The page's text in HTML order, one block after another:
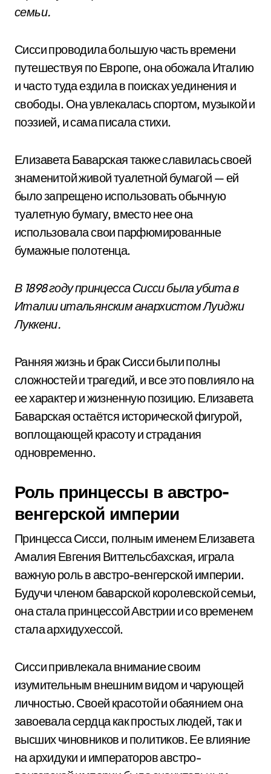
семьи.
Сисси проводила большую часть времени
путешествуя по Европе, она обожала Италию
и часто туда ездила в поисках уединения и
свободы. Она увлекалась спортом, музыкой и
поэзией, и сама писала стихи.
Елизавета Баварская также славилась своей
знаменитой живой туалетной бумагой — ей
было запрещено использовать обычную
туалетную бумагу, вместо нее она
использовала свои парфюмированные
бумажные полотенца.
В 1898 году принцесса Сисси была убита в
Италии итальянским анархистом Луиджи
Луккени.
Ранняя жизнь и брак Сисси были полны
сложностей и трагедий, и все это повлияло на
ее характер и жизненную позицию. Елизавета
Баварская остаётся исторической фигурой,
воплощающей красоту и страдания
одновременно.
Роль принцессы в австро-
венгерской империи
Принцесса Сисси, полным именем Елизавета
Амалия Евгения Виттельсбахская, играла
важную роль в австро-венгерской империи.
Будучи членом баварской королевской семьи,
она стала принцессой Австрии и со временем
стала архидухессой.
Сисси привлекала внимание своим
изумительным внешним видом и чарующей
личностью. Своей красотой и обаянием она
завоевала сердца как простых людей, так и
высших чиновников и политиков. Ее влияние
на архидуки и императоров австро-